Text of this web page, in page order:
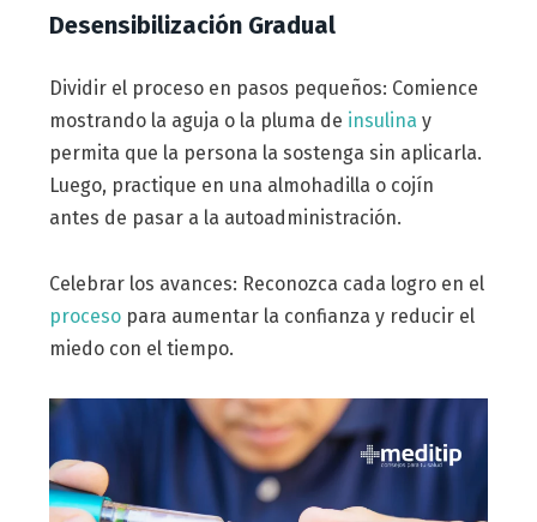
Desensibilización Gradual
Dividir el proceso en pasos pequeños: Comience
mostrando la aguja o la pluma de insulina y
permita que la persona la sostenga sin aplicarla.
Luego, practique en una almohadilla o cojín
antes de pasar a la autoadministración.
Celebrar los avances: Reconozca cada logro en el
procesopara aumentar la confianza y reducir el
miedo con el tiempo.